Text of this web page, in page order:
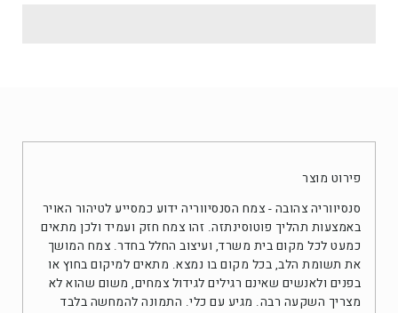
פירוט מוצר
סנסיווריה צהובה - צמח הסנסיווריה ידוע כמסייע לטיהור האויר
באמצעות תהליך פוטוסינתזה. זהו צמח חזק ועמיד ולכן מתאים
כמעט לכל מקום בית משרד, ועיצוב החלל בחדר. צמח המושך
את תשומת הלב, בכל מקום בו נמצא. מתאים למיקום בחוץ או
בפנים ולאנשים שאינם רגילים לגידול צמחים, משום שהוא לא
מצריך השקעה רבה. מגיע עם כלי. התמונה להמחשה בלבד